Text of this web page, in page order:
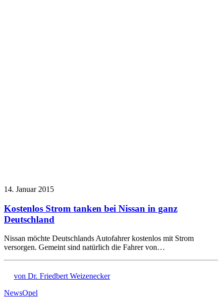
14. Januar 2015
Kostenlos Strom tanken bei Nissan in ganz
Deutschland
Nissan möchte Deutschlands Autofahrer kostenlos mit Strom
versorgen. Gemeint sind natürlich die Fahrer von…
von Dr. Friedbert Weizenecker
NewsOpel